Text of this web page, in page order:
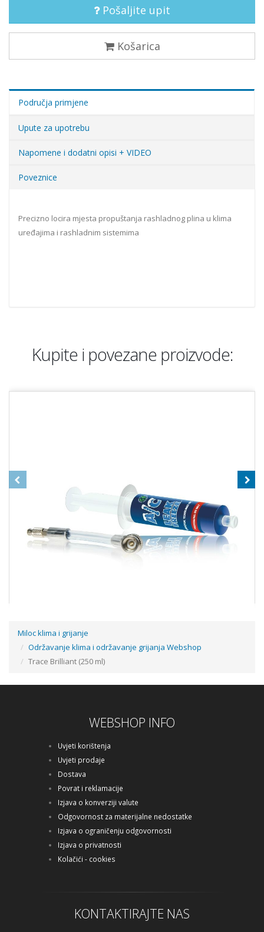
Pošaljite upit
Košarica
Područja primjene
Upute za upotrebu
Napomene i dodatni opisi + VIDEO
Poveznice
Precizno locira mjesta propuštanja rashladnog plina u klima
uređajima i rashladnim sistemima
Kupite i povezane proizvode:
AC LEAK FREEZE NANO PRO 45 ML
Miloc klima i grijanje
Održavanje klima i održavanje grijanja Webshop
Trace Brilliant (250 ml)
WEBSHOP INFO
Uvjeti korištenja
Uvjeti prodaje
Dostava
Povrat i reklamacije
Izjava o konverziji valute
Odgovornost za materijalne nedostatke
Izjava o ograničenju odgovornosti
Izjava o privatnosti
Kolačići - cookies
KONTAKTIRAJTE NAS